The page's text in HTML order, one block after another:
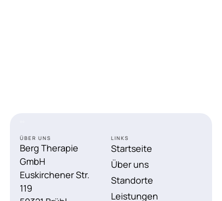
ÜBER UNS
Berg Therapie
GmbH
Euskirchener Str.
119
LINKS
Startseite
Über uns
Standorte
Leistungen